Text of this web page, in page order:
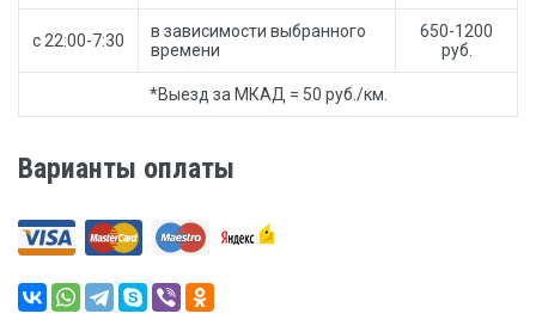
с 22:00-7:30
в зависимости выбранного
времени
650-1200
руб.
*Выезд за МКАД = 50 руб./км.
Варианты оплаты